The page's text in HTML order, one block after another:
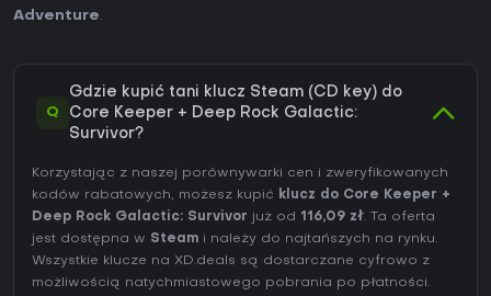
Adventure.
Q
Gdzie kupić tani klucz Steam (CD key) do
Core Keeper + Deep Rock Galactic:
Survivor?
Korzystając z naszej porównywarki cen i zweryfikowanych
kodów rabatowych, możesz kupić klucz do Core Keeper +
Deep Rock Galactic: Survivor już od 116,09 zł. Ta oferta
jest dostępna w Steam i należy do najtańszych na rynku.
Wszystkie klucze na XD.deals są dostarczane cyfrowo z
możliwością natychmiastowego pobrania po płatności.